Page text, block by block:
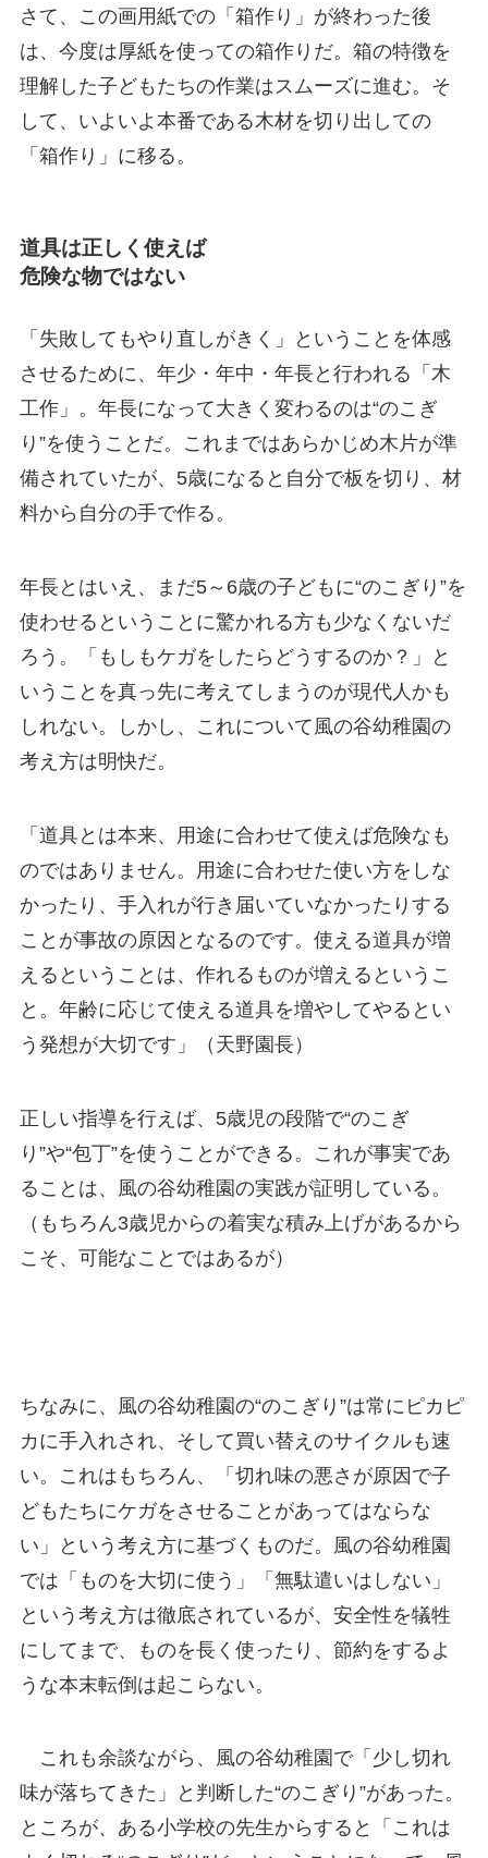
さて、この画用紙での「箱作り」が終わった後
は、今度は厚紙を使っての箱作りだ。箱の特徴を
理解した子どもたちの作業はスムーズに進む。そ
して、いよいよ本番である木材を切り出しての
「箱作り」に移る。
道具は正しく使えば
危険な物ではない
「失敗してもやり直しがきく」ということを体感
させるために、年少・年中・年長と行われる「木
工作」。年長になって大きく変わるのは“のこぎ
り”を使うことだ。これまではあらかじめ木片が準
備されていたが、5歳になると自分で板を切り、材
料から自分の手で作る。
年長とはいえ、まだ5～6歳の子どもに“のこぎり”を
使わせるということに驚かれる方も少なくないだ
ろう。「もしもケガをしたらどうするのか？」と
いうことを真っ先に考えてしまうのが現代人かも
しれない。しかし、これについて風の谷幼稚園の
考え方は明快だ。
「道具とは本来、用途に合わせて使えば危険なも
のではありません。用途に合わせた使い方をしな
かったり、手入れが行き届いていなかったりする
ことが事故の原因となるのです。使える道具が増
えるということは、作れるものが増えるというこ
と。年齢に応じて使える道具を増やしてやるとい
う発想が大切です」（天野園長）
正しい指導を行えば、5歳児の段階で“のこぎ
り”や“包丁”を使うことができる。これが事実であ
ることは、風の谷幼稚園の実践が証明している。
（もちろん3歳児からの着実な積み上げがあるから
こそ、可能なことではあるが）
ちなみに、風の谷幼稚園の“のこぎり”は常にピカピ
カに手入れされ、そして買い替えのサイクルも速
い。これはもちろん、「切れ味の悪さが原因で子
どもたちにケガをさせることがあってはならな
い」という考え方に基づくものだ。風の谷幼稚園
では「ものを大切に使う」「無駄遣いはしない」
という考え方は徹底されているが、安全性を犠牲
にしてまで、ものを長く使ったり、節約をするよ
うな本末転倒は起こらない。
これも余談ながら、風の谷幼稚園で「少し切れ
味が落ちてきた」と判断した“のこぎり”があった。
ところが、ある小学校の先生からすると「これは